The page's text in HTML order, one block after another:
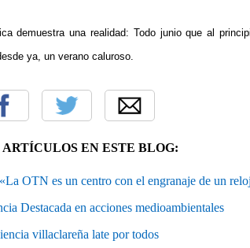
demuestra una realidad: Todo junio que al
ya, un verano caluroso.
ARTÍCULOS EN ESTE BLOG:
OTN es un centro con el engranaje de un
Destacada en acciones medioambientales
villaclareña late por todos